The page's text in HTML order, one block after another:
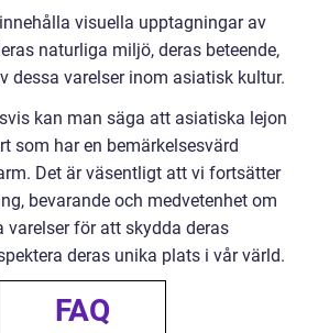
visuella upptagningar av
naturliga miljö, deras beteende,
dessa varelser inom asiatisk kultur.
kan man säga att asiatiska lejon
som har en bemärkelsesvärd
Det är väsentligt att vi fortsätter
bevarande och medvetenhet om
varelser för att skydda deras
deras unika plats i vår värld.
FAQ